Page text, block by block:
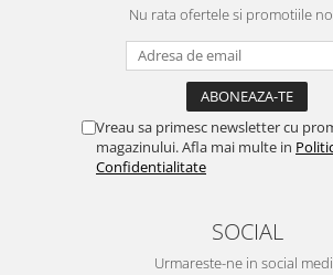
Nu rata ofertele si promotiile
Vreau sa primesc newsletter cu
magazinului. Afla mai multe in
Confidentialitate
SOCIAL
Urmareste-ne in social